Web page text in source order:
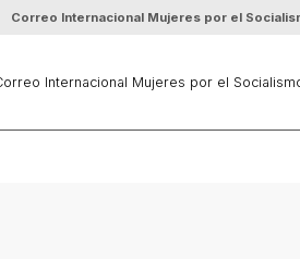
Correo Internacional Mujeres por el
Internacional Mujeres por el